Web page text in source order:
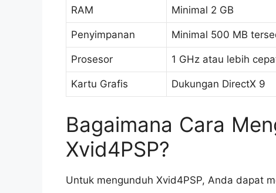
RAM Minimal 2 GB
Penyimpanan Minimal 500 MB
Prosesor 1 GHz atau lebih
Kartu Grafis Dukungan DirectX 9
Bagaimana Cara
Xvid4PSP?
Untuk mengunduh Xvid4PSP, Anda dapat